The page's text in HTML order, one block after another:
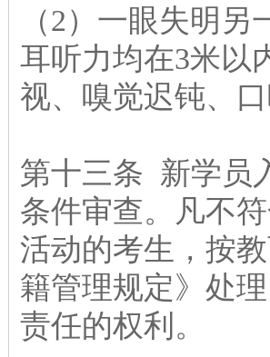
（2）一眼失明
耳听力均在3米以
视、嗅觉迟钝、口
第十三条 新学员
条件审查。凡不
活动的考生，按
籍管理规定》处
责任的权利。